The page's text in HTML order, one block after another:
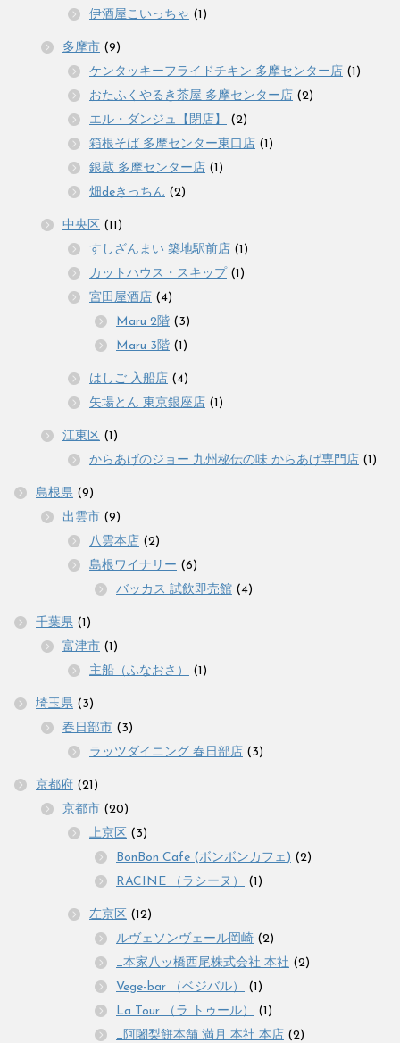
伊酒屋こいっちゃ (1)
多摩市 (9)
ケンタッキーフライドチキン 多摩センター店 (1)
おたふくやるき茶屋 多摩センター店 (2)
エル・ダンジュ【閉店】
(2)
箱根そば 多摩センター東口店 (1)
銀蔵 多摩センター店 (1)
畑deきっちん (2)
中央区 (11)
すしざんまい 築地駅前店 (1)
カットハウス・スキップ (1)
宮田屋酒店 (4)
Maru 2階 (3)
Maru 3階 (1)
はしご 入船店 (4)
矢場とん 東京銀座店 (1)
江東区 (1)
からあげのジョー 九州秘伝の味 からあげ専門店 (1)
島根県 (9)
出雲市 (9)
八雲本店 (2)
島根ワイナリー (6)
バッカス 試飲即売館 (4)
千葉県 (1)
富津市 (1)
主船（ふなおさ）
(1)
埼玉県 (3)
春日部市 (3)
ラッツダイニング 春日部店 (3)
京都府 (21)
京都市 (20)
上京区 (3)
BonBon Cafe (ボンボンカフェ) (2)
RACINE （ラシーヌ）
(1)
左京区 (12)
ルヴェソンヴェール岡崎 (2)
_本家八ッ橋西尾株式会社 本社 (2)
Vege-bar （ベジバル）
(1)
La Tour （ラ トゥール）
(1)
_阿闍梨餅本舗 満月 本社 本店 (2)